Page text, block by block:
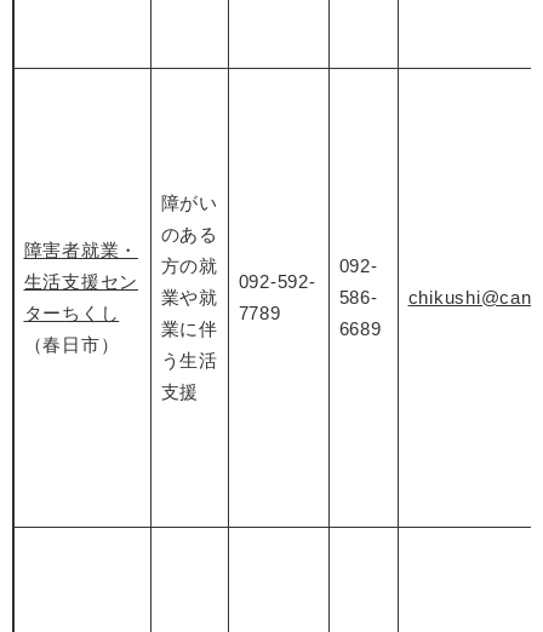
障害者就業・
生活支援セン
ターちくし
（春日市）
障がい
のある
方の就
業や就
業に伴
う生活
支援
092-592-
7789
092-
586-
6689